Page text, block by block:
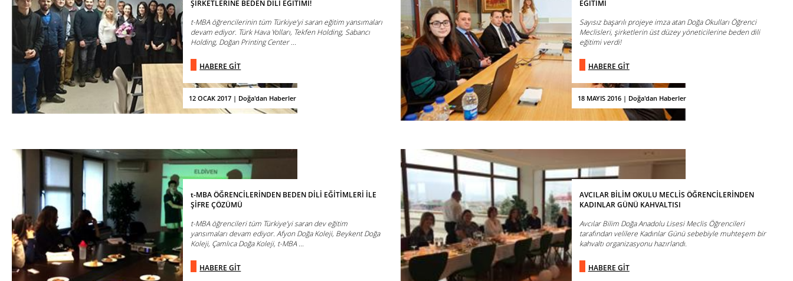
12 OCAK 2017 | Doğa'dan Haberler
ŞİRKETLERİNE BEDEN DİLİ EĞİTİMİ!
t-MBA öğrencilerinin tüm Türkiye’yi saran eğitim yansımaları
devam ediyor. Türk Hava Yolları, Tekfen Holding, Sabancı
Holding, Doğan Printing Center ...
HABERE GİT
18 MAYIS 2016 | Doğa'dan Haberler
EĞİTİMİ
Sayısız başarılı projeye imza atan Doğa Okulları Öğrenci
Meclisleri, şirketlerin üst düzey yöneticilerine beden dili
eğitimi verdi!
HABERE GİT
t-MBA ÖĞRENCİLERİNDEN BEDEN DİLİ EĞİTİMLERİ İLE
ŞİFRE ÇÖZÜMÜ
t-MBA öğrencileri tüm Türkiye’yi saran dev eğitim
yansımaları devam ediyor. Afyon Doğa Koleji, Beykent Doğa
Koleji, Çamlıca Doğa Koleji, t-MBA ...
HABERE GİT
AVCILAR BİLİM OKULU MECLİS ÖĞRENCİLERİNDEN
KADINLAR GÜNÜ KAHVALTISI
Avcılar Bilim Doğa Anadolu Lisesi Meclis Öğrencileri
tarafından velilere Kadınlar Günü sebebiyle muhteşem bir
kahvaltı organizasyonu hazırlandı.
HABERE GİT